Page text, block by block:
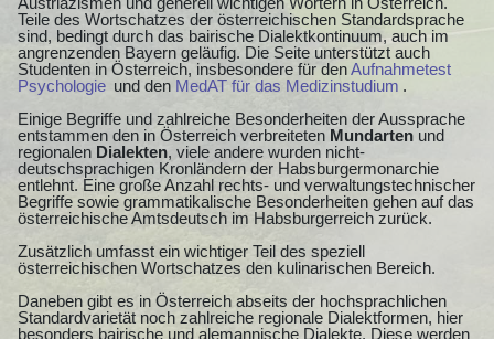
Teile des Wortschatzes der österreichischen Standardsprache
sind, bedingt durch das bairische Dialektkontinuum, auch im
angrenzenden Bayern geläufig. Die Seite unterstützt auch
Studenten in Österreich, insbesondere für denAufnahmetest
Psychologie und den MedAT für das Medizinstudium .
Einige Begriffe und zahlreiche Besonderheiten der Aussprache
entstammen den in Österreich verbreiteten Mundarten und
regionalen Dialekten, viele andere wurden nicht-
deutschsprachigen Kronländern der Habsburgermonarchie
entlehnt. Eine große Anzahl rechts- und verwaltungstechnischer
Begriffe sowie grammatikalische Besonderheiten gehen auf das
österreichische Amtsdeutsch im Habsburgerreich zurück.
Zusätzlich umfasst ein wichtiger Teil des speziell
österreichischen Wortschatzes den kulinarischen Bereich.
Daneben gibt es in Österreich abseits der hochsprachlichen
Standardvarietät noch zahlreiche regionale Dialektformen, hier
besonders bairische und alemannische Dialekte. Diese werden